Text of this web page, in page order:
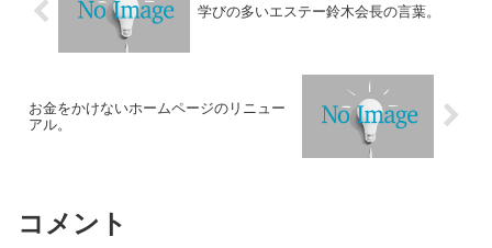
学びの多いエステー鈴木会長の言葉。
お金をかけないホームページのリニュー
アル。
コメント